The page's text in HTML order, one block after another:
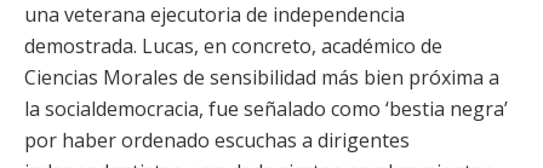
una veterana ejecutoria de independencia
demostrada. Lucas, en concreto, académico de
Ciencias Morales de sensibilidad más bien próxima a
la socialdemocracia, fue señalado como ‘bestia negra’
por haber ordenado escuchas a dirigentes